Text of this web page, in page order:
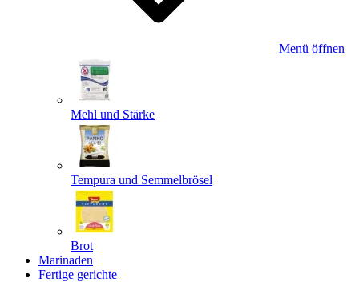
Menü öffnen
Mehl und Stärke
Tempura und Semmelbrösel
Brot
Marinaden
Fertige gerichte